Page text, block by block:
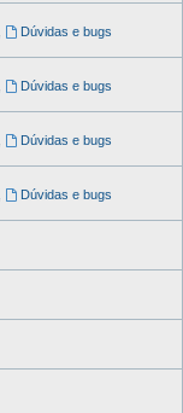
Dúvidas e bugs
Dúvidas e bugs
Dúvidas e bugs
Dúvidas e bugs